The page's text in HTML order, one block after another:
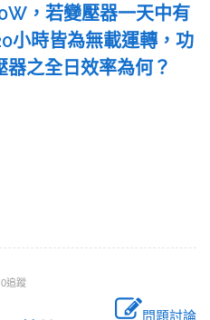
，若變壓器一天中有
小時皆為無載運轉，功
器之全日效率為何？
0追蹤
問題討論